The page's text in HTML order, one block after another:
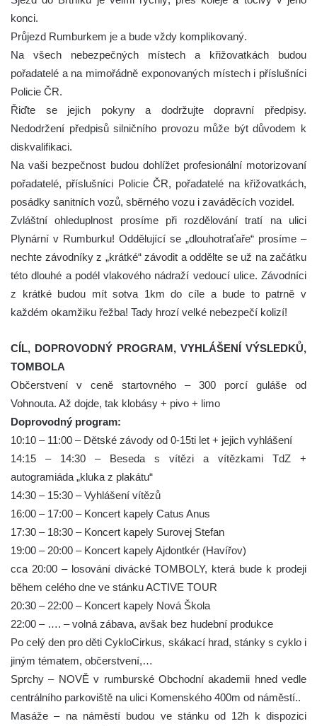
konci.
Průjezd Rumburkem je a bude vždy komplikovaný.
Na všech nebezpečných místech a křižovatkách budou
pořadatelé a na mimořádně exponovaných místech i příslušníci
Policie ČR.
Řiďte se jejich pokyny a dodržujte dopravní předpisy.
Nedodržení předpisů silničního provozu může být důvodem k
diskvalifikaci.
Na vaši bezpečnost budou dohlížet profesionální motorizovaní
pořadatelé, příslušníci Policie ČR, pořadatelé na křižovatkách,
posádky sanitních vozů, sběrného vozu i zaváděcích vozidel.
Zvláštní ohleduplnost prosíme při rozdělování tratí na ulici
Plynární v Rumburku! Oddělující se „dlouhotraťaře“ prosíme –
nechte závodníky z „krátké“ závodit a oddělte se už na začátku
této dlouhé a podél vlakového nádraží vedoucí ulice. Závodníci
z krátké budou mít sotva 1km do cíle a bude to patrně v
každém okamžiku řežba! Tady hrozí velké nebezpečí kolizí!
CÍL, DOPROVODNÝ PROGRAM, VYHLÁŠENÍ VÝSLEDKŮ,
TOMBOLA
Občerstvení v ceně startovného – 300 porcí guláše od
Vohnouta. Až dojde, tak klobásy + pivo + limo
Doprovodný program:
10:10 – 11:00 – Dětské závody od 0-15ti let + jejich vyhlášení
14:15 – 14:30 – Beseda s vítězi a vítězkami TdZ +
autogramiáda „kluka z plakátu“
14:30 – 15:30 – Vyhlášení vítězů
16:00 – 17:00 – Koncert kapely Catus Anus
17:30 – 18:30 – Koncert kapely Surovej Stefan
19:00 – 20:00 – Koncert kapely Ajdontkér (Havířov)
cca 20:00 – losování divácké TOMBOLY, která bude k prodeji
během celého dne ve stánku ACTIVE TOUR
20:30 – 22:00 – Koncert kapely Nová Škola
22:00 – …. – volná zábava, avšak bez hudební produkce
Po celý den pro děti CykloCirkus, skákací hrad, stánky s cyklo i
jiným tématem, občerstvení,…
Sprchy – NOVĚ v rumburské Obchodní akademii hned vedle
centrálního parkoviště na ulici Komenského 400m od náměstí..
Masáže – na náměstí budou ve stánku od 12h k dispozici